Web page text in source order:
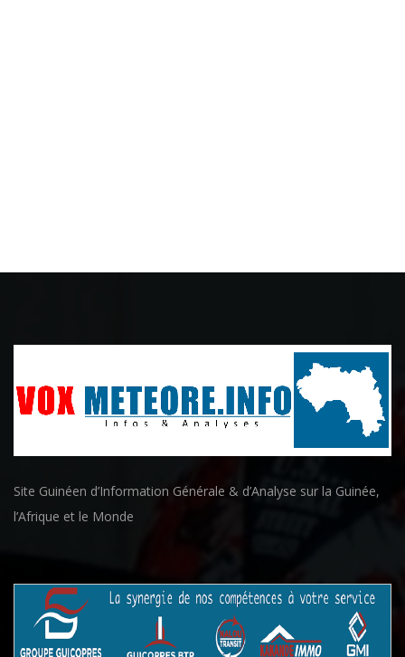
Site Guinéen d’Information Générale & d’Analyse sur la Guinée,
l’Afrique et le Monde